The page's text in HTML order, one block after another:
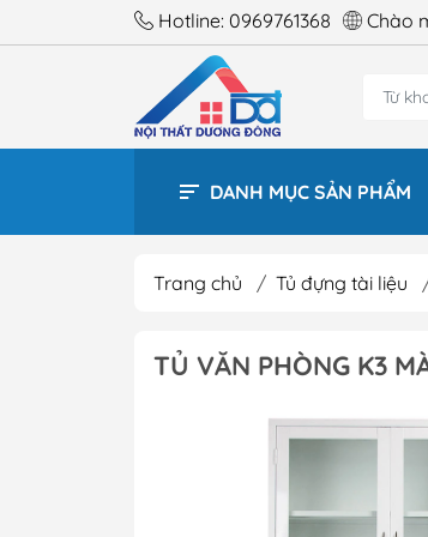
Hotline: 0969761368 Chào
DANH MỤC SẢN PHẨM
Trang chủ / Tủ đựng tài liệu
TỦ VĂN PHÒNG K3